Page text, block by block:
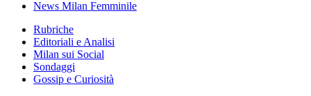
News Milan Femminile
Rubriche
Editoriali e Analisi
Milan sui Social
Sondaggi
Gossip e Curiosità